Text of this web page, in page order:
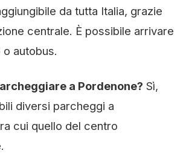
da tutta Italia, grazie
centrale. È possibile arrivare
autobus.
a Pordenone? Sì,
diversi parcheggi a
cui quello del centro